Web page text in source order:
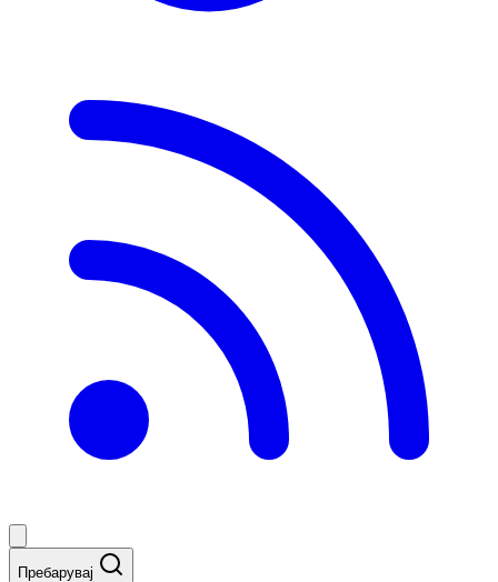
Пребарувај